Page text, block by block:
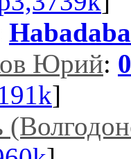
Юрий:
]